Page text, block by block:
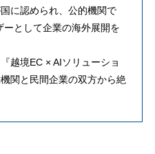
に認められ、公的機関で
として企業の海外展開を
越境EC × AIソリューショ
関と民間企業の双方から絶